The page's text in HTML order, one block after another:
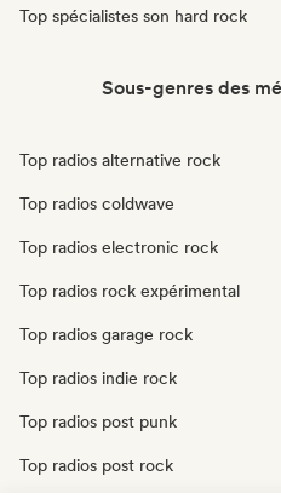
Top spécialistes son hard rock
Sous-genres des
Top radios alternative rock
Top radios coldwave
Top radios electronic rock
Top radios rock expérimental
Top radios garage rock
Top radios indie rock
Top radios post punk
Top radios post rock